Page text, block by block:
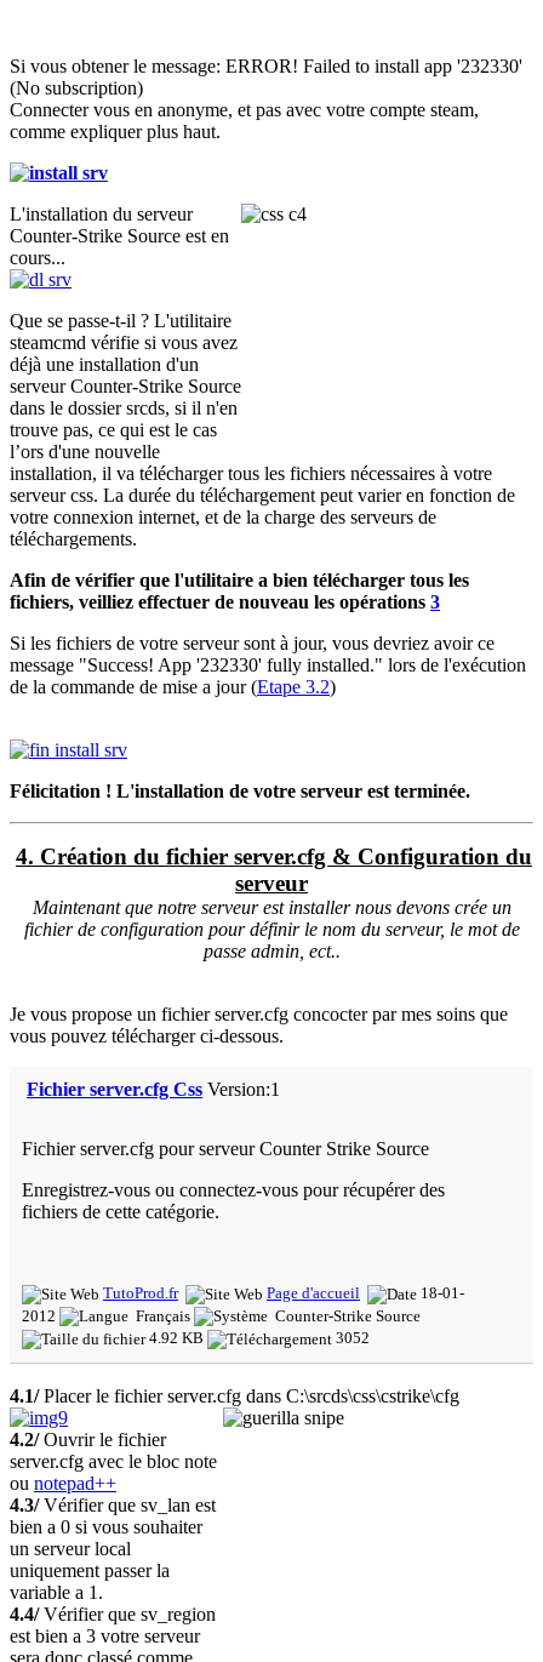
Si vous obtener le message: ERROR! Failed to install app '232330'
(No subscription)
Connecter vous en anonyme, et pas avec votre compte steam,
comme expliquer plus haut.
L'installation du serveur
Counter-Strike Source est en
cours...
Que se passe-t-il ? L'utilitaire
steamcmd vérifie si vous avez
déjà une installation d'un
serveur Counter-Strike Source
dans le dossier srcds, si il n'en
trouve pas, ce qui est le cas
l’ors d'une nouvelle
installation, il va télécharger tous les fichiers nécessaires à votre
serveur css. La durée du téléchargement peut varier en fonction de
votre connexion internet, et de la charge des serveurs de
téléchargements.
Afin de vérifier que l'utilitaire a bien télécharger tous les
fichiers, veilliez effectuer de nouveau les opérations 3
Si les fichiers de votre serveur sont à jour, vous devriez avoir ce
message "Success! App '232330' fully installed." lors de l'exécution
de la commande de mise a jour (Etape 3.2)
Félicitation ! L'installation de votre serveur est terminée.
4. Création du fichier server.cfg & Configuration du
serveur
Maintenant que notre serveur est installer nous devons crée un
fichier de configuration pour définir le nom du serveur, le mot de
passe admin, ect..
Je vous propose un fichier server.cfg concocter par mes soins que
vous pouvez télécharger ci-dessous.
Fichier server.cfg Css Version:1
Fichier server.cfg pour serveur Counter Strike Source
Enregistrez-vous ou connectez-vous pour récupérer des
fichiers de cette catégorie.
TutoProd.fr Page d'accueil
18-01-
2012
Français
Counter-Strike Source
4.92 KB
3052
4.1/Placer le fichier server.cfg dans C:\srcds\css\cstrike\cfg
4.2/Ouvrir le fichier
server.cfg avec le bloc note
ou notepad++
4.3/Vérifier que sv_lan est
bien a 0 si vous souhaiter
un serveur local
uniquement passer la
variable a 1.
4.4/Vérifier que sv_region
est bien a 3 votre serveur
sera donc classé comme